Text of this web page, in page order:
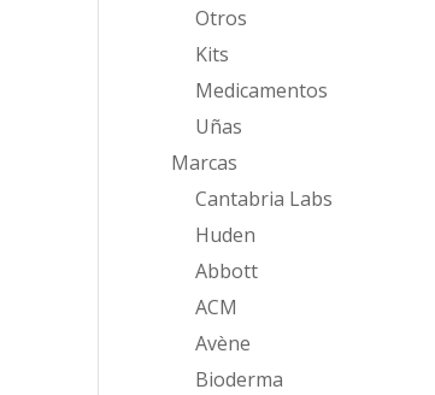
Otros
Kits
Medicamentos
Uñas
Marcas
Cantabria Labs
Huden
Abbott
ACM
Avène
Bioderma